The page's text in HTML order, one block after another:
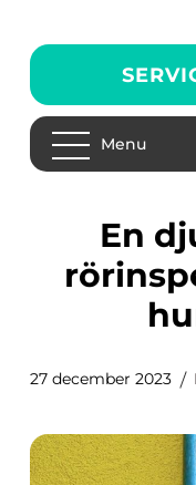
Menu
En djupdykning i
27 december 2023